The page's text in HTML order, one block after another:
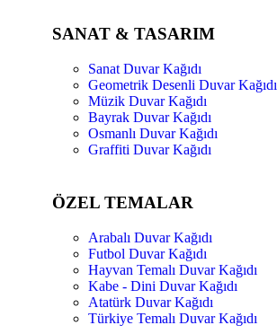
SANAT & TASARIM
Sanat Duvar Kağıdı
Geometrik Desenli Duvar Kağıdı
Müzik Duvar Kağıdı
Bayrak Duvar Kağıdı
Osmanlı Duvar Kağıdı
Graffiti Duvar Kağıdı
ÖZEL TEMALAR
Arabalı Duvar Kağıdı
Futbol Duvar Kağıdı
Hayvan Temalı Duvar Kağıdı
Kabe - Dini Duvar Kağıdı
Atatürk Duvar Kağıdı
Türkiye Temalı Duvar Kağıdı